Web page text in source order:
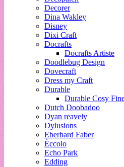
Decorer
Dina Wakley
Disney
Dixi Craft
Docrafts
Docrafts Artiste
Doodlebug Design
Dovecraft
Dress my Craft
Durable
Durable Cosy
Dutch Doobadoo
Dyan reavely
Dylusions
Eberhard Faber
Èccolo
Echo Park
Edding